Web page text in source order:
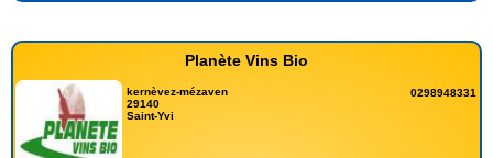
Planète Vins Bio
kernèvez-mézaven
29140
Saint-Yvi
0298948331